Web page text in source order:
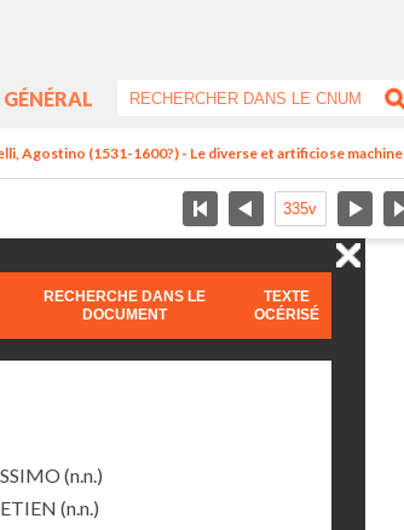
Agostino (1531-1600?) - Le diverse et artificiose machine
RECHERCHE DANS LE
DOCUMENT
TEXTE
OCÉRISÉ
(n.n.)
(n.n.)